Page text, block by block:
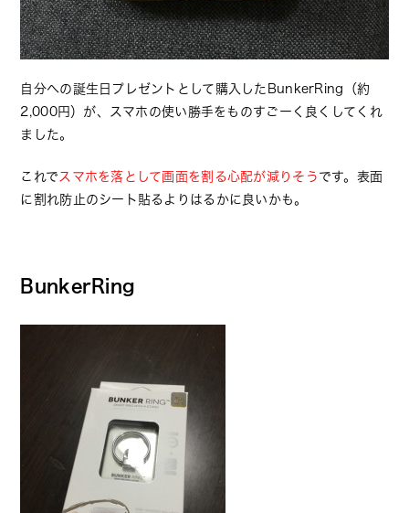
自分への誕生日プレゼントとして購入したBunkerRing（約
2,000円）が、スマホの使い勝手をものすごーく良くしてくれ
ました。
これで スマホを落として画面を割る心配が減りそう です。表面
に割れ防止のシート貼るよりはるかに良いかも。
BunkerRing